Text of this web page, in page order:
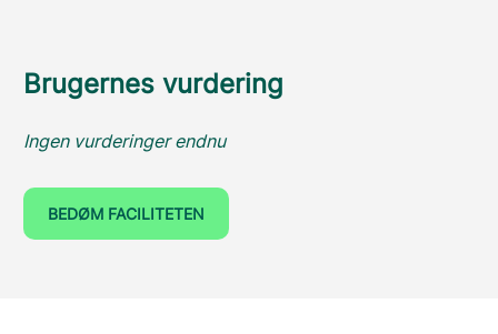
Brugernes vurdering
Ingen vurderinger endnu
BEDØM FACILITETEN